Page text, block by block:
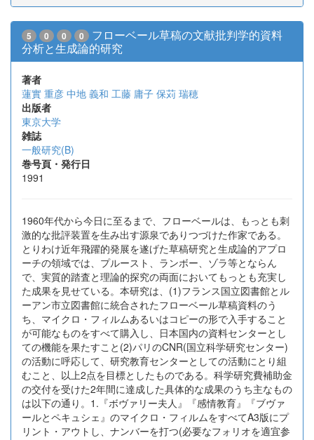
5 0 0 0
フローベール草稿の文献批判学的資料
分析と生成論的研究
著者
蓮實 重彦 中地 義和 工藤 庸子 保苅 瑞穂
出版者
東京大学
雑誌
一般研究(B)
巻号頁・発行日
1991
1960年代から今日に至るまで、フローベールは、もっとも刺
激的な批評装置を生み出す源泉でありつづけた作家である。
とりわけ近年飛躍的発展を遂げた草稿研究と生成論的アプロ
ーチの領域では、プルースト、ランボー、ゾラ等とならん
で、実質的踏査と理論的探究の両面においてもっとも充実し
た成果を見せている。本研究は、(1)フランス国立図書館とル
ーアン市立図書館に統合されたフローベール草稿資料のう
ち、マイクロ・フィルムあるいはコピーの形で入手すること
が可能なものをすべて購入し、日本国内の資料センターとし
ての機能を果たすこと(2)パリのCNR(国立科学研究センター)
の活動に呼応して、研究教育センターとしての活動にとり組
むこと、以上2点を目標としたものである。科学研究費補助金
の交付を受けた2年間に達成した具体的な成果のうち主なもの
は以下の通り。1.『ボヴァリー夫人』『感情教育』『ブヴァ
ールとペキュシェ』のマイクロ・フィルムをすべてA3版にプ
リント・アウトし、ナンバーを打つ(必要なフォリオを適宜参